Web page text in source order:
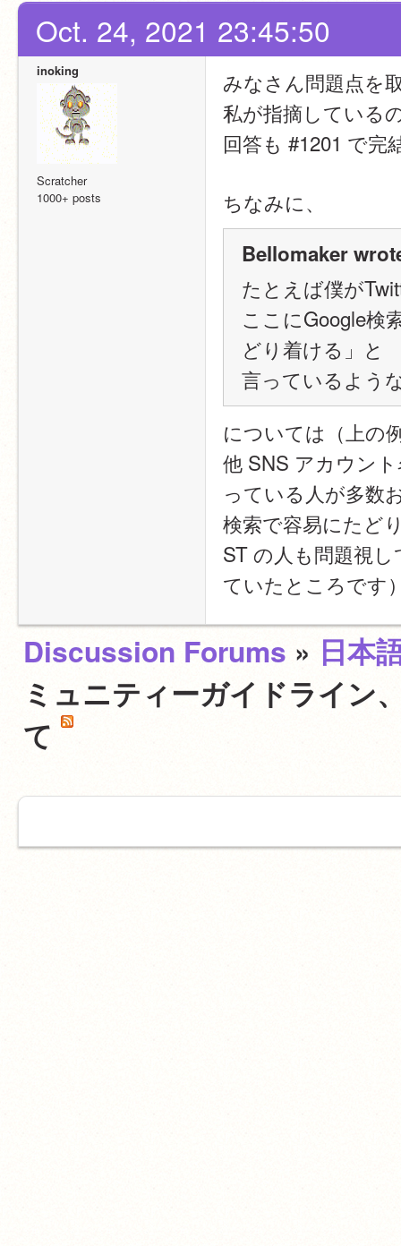
Oct. 24, 2021 23:45:50
inoking
Scratcher
1000+ posts
みなさん問題点を
私が指摘している
回答も #1201 で完
ちなみに、
Bellomaker
たとえば僕が
ここにGoogle検
どり着ける」と
言っているよう
については（上の
他 SNS アカウン
っている人が多数
検索で容易にたど
ST の人も問題視
ていたところです
Discussion Forums » 日本
ミュニティーガイドライン
て